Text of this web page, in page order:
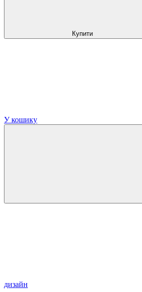
Купити
У кошику
дизайн